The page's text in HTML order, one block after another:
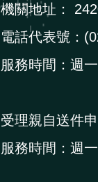
機關地址：
電話代表號：
服務時間：週
受理親自送件
服務時間：週